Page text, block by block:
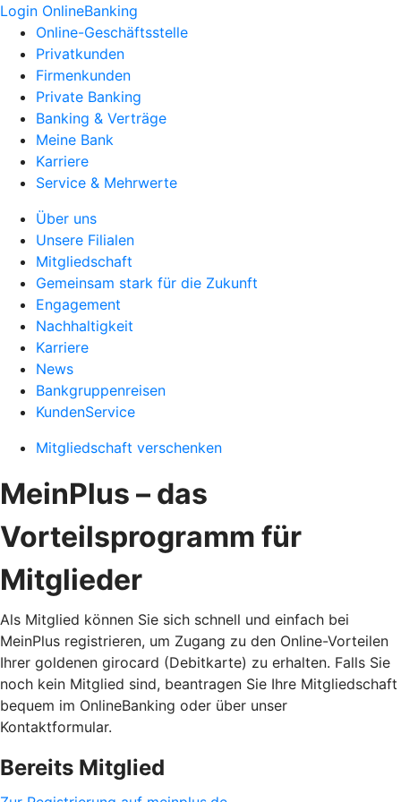
Login OnlineBanking
Online-Geschäftsstelle
Privatkunden
Firmenkunden
Private Banking
Banking & Verträge
Meine Bank
Karriere
Service & Mehrwerte
Über uns
Unsere Filialen
Mitgliedschaft
Gemeinsam stark für die Zukunft
Engagement
Nachhaltigkeit
Karriere
News
Bankgruppenreisen
KundenService
Mitgliedschaft verschenken
MeinPlus – das
Vorteilsprogramm für
Mitglieder
Als Mitglied können Sie sich schnell und einfach bei
MeinPlus registrieren, um Zugang zu den Online-Vorteilen
Ihrer goldenen girocard (Debitkarte) zu erhalten. Falls Sie
noch kein Mitglied sind, beantragen Sie Ihre Mitgliedschaft
bequem im OnlineBanking oder über unser
Kontaktformular.
Bereits Mitglied